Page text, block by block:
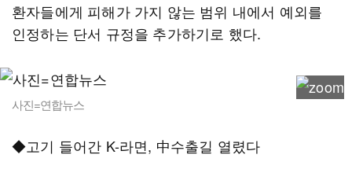
환자들에게 피해가 가지 않는 범위 내에서 예외를
인정하는 단서 규정을 추가하기로 했다.
사진=연합뉴스
◆고기 들어간 K-라면, 中수출길 열렸다